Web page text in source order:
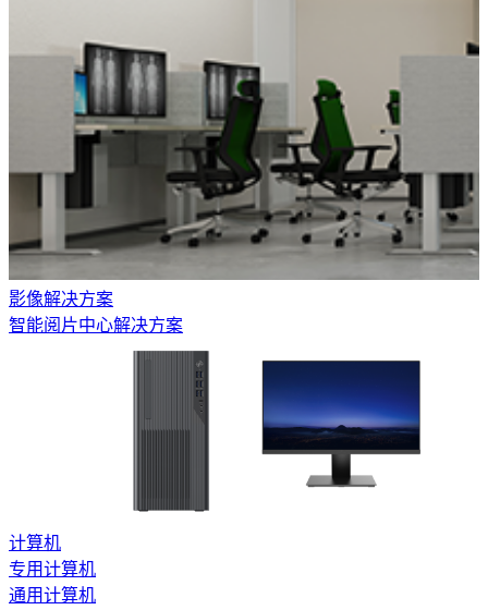
影像解决方案
智能阅片中心解决方案
计算机
专用计算机
通用计算机